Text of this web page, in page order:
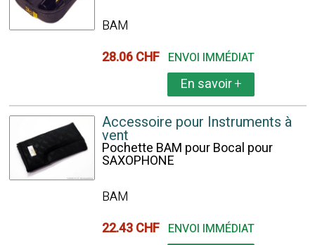
BAM
28.06 CHF ENVOI IMMÉDIAT
En savoir+
Accessoire pour Instruments à
vent
Pochette BAM pour Bocal pour
SAXOPHONE
BAM
22.43 CHF ENVOI IMMÉDIAT